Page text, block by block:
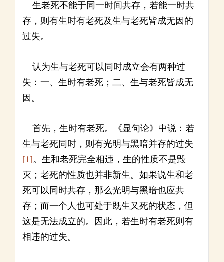
生老死不能于同一时间共存，若能一时共
存，则有生时有老死及生与老死皆成无因的
过失。
认为生与老死可以同时成立会有两种过
失：一、生时有老死；二、生与老死皆成无
因。
首先，生时有老死。《显句论》中说：若
生与老死同时，则有光明与黑暗并存的过失
[1]。生和老死完全相违，生的性质不是毁
灭；老死的性质也并非新生。如果说生和老
死可以同时共存，那么光明与黑暗也应共
存；而一个人也可处于既生又死的状态，但
这是无法成立的。因此，若生时有老死则有
相违的过失。